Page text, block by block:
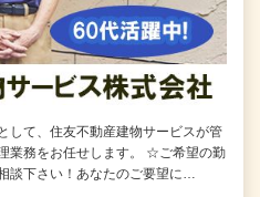
して、住友不動産建物サービスが管
業務をお任せします。 ☆ご希望の勤
談下さい！あなたのご要望に…